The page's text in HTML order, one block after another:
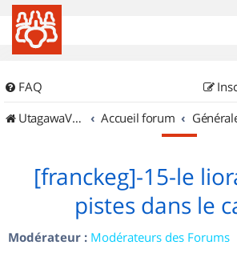
FAQ
UtagawaVTT (Randos VTT et VTTAE avec traces GPS)
Accueil forum
[franckeg]-15-le
pistes dans le
Modérateur : Modérateurs des Forums